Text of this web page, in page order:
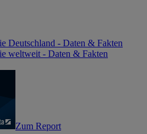
Deutschland - Daten & Fakten
weltweit - Daten & Fakten
Zum Report